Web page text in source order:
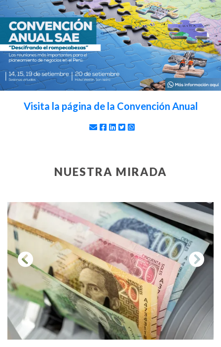
Visita la página de la Convención Anual
NUESTRA MIRADA
Previous Next